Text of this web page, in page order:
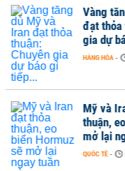
Ba
thỏa
đổ
QUỐC
Mỹ
lệnh
QUỐC